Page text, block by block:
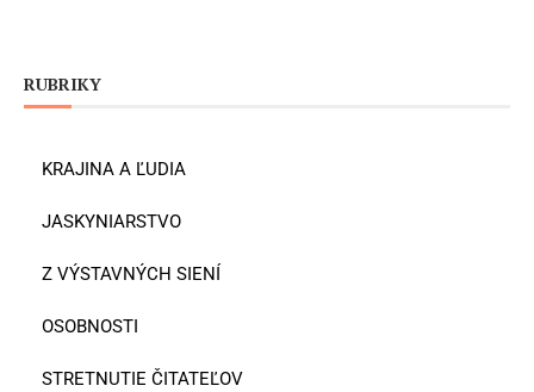
RUBRIKY
KRAJINA A ĽUDIA
JASKYNIARSTVO
Z VÝSTAVNÝCH SIENÍ
OSOBNOSTI
STRETNUTIE ČITATEĽOV